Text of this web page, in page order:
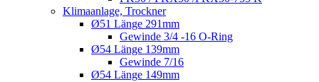
Klimaanlage, Trockner
Ø51 Länge 291mm
Gewinde 3/4 -16 O-Ring
Ø54 Länge 139mm
Gewinde 7/16
Ø54 Länge 149mm